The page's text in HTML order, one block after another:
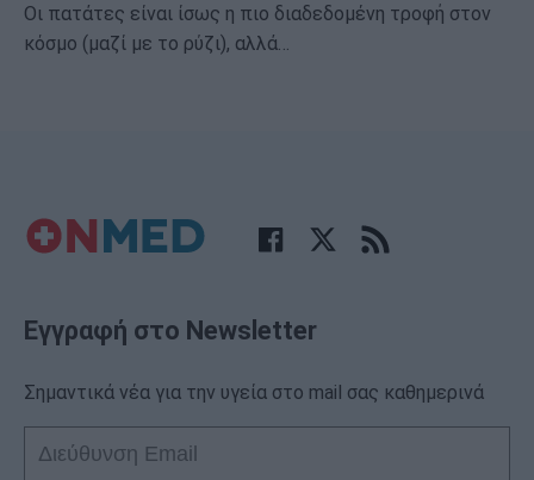
Οι πατάτες είναι ίσως η πιο διαδεδομένη τροφή στον
κόσμο (μαζί με το ρύζι), αλλά…
Εγγραφή στο Newsletter
Σημαντικά νέα για την υγεία στο mail σας καθημερινά